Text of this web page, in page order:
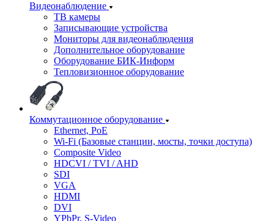
Видеонаблюдение
ТВ камеры
Записывающие устройства
Мониторы для видеонаблюдения
Дополнительное оборудование
Оборудование БИК-Информ
Тепловизионное оборудование
Коммутационное оборудование
Ethernet, PoE
Wi-Fi (Базовые станции, мосты, точки доступа)
Composite Video
HDCVI / TVI / AHD
SDI
VGA
HDMI
DVI
YPbPr, S-Video